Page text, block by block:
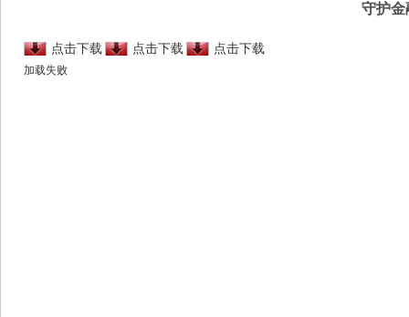
守护金
点击下载 点击下载 点击下载
加载失败